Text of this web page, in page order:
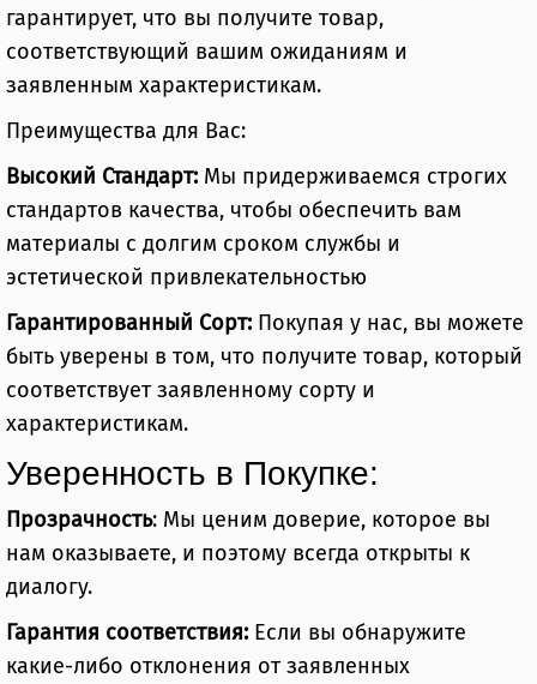
гарантирует, что вы получите товар,
соответствующий вашим ожиданиям и
заявленным характеристикам.
Преимущества для Вас:
Высокий Стандарт:Мы придерживаемся строгих
стандартов качества, чтобы обеспечить вам
материалы с долгим сроком службы и
эстетической привлекательностью
Гарантированный Сорт:Покупая у нас, вы можете
быть уверены в том, что получите товар, который
соответствует заявленному сорту и
характеристикам.
Уверенность в Покупке:
Прозрачность: Мы ценим доверие, которое вы
нам оказываете, и поэтому всегда открыты к
диалогу.
Гарантия соответствия:Если вы обнаружите
какие-либо отклонения от заявленных